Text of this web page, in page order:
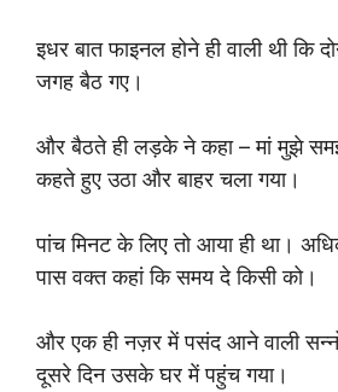
इधर बात फाइनल होने ही वाली थी कि
जगह बैठ गए।
और बैठते ही लड़के ने कहा – मां मुझे
कहते हुए उठा और बाहर चला गया।
पांच मिनट के लिए तो आया ही था।
पास वक्त कहां कि समय दे किसी को।
और एक ही नज़र में पसंद आने वाली
दूसरे दिन उसके घर में पहुंच गया।